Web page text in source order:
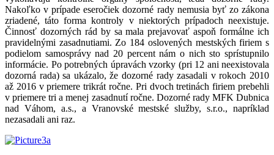
Nakoľko v prípade eseročiek dozorné rady nemusia byť zo zákona
zriadené, táto forma kontroly v niektorých prípadoch neexistuje.
Činnosť dozorných rád by sa mala prejavovať aspoň formálne ich
pravidelnými zasadnutiami. Zo 184 oslovených mestských firiem s
podielom samosprávy nad 20 percent nám o nich sto sprístupnilo
informácie. Po potrebných úpravách vzorky (pri 12 ani neexistovala
dozorná rada) sa ukázalo, že dozorné rady zasadali v rokoch 2010
až 2016 v priemere trikrát ročne. Pri dvoch tretinách firiem prebehli
v priemere tri a menej zasadnutí ročne. Dozorné rady MFK Dubnica
nad Váhom, a.s., a Vranovské mestské služby, s.r.o., napríklad
nezasadali ani raz.